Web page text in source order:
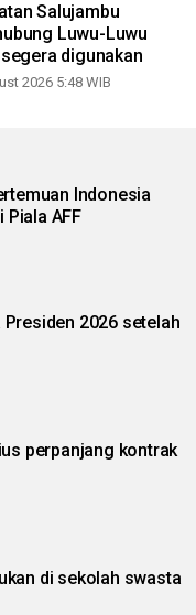
Salujambu
Luwu-Luwu
digunakan
2026 5:48 WIB
Indonesia
Piala AFF
2026 setelah
di sekolah swasta